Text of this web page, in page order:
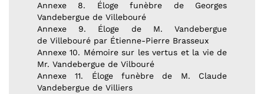
Annexe 8. Éloge funèbre de Georges
Vandebergue de Villebouré
Annexe 9. Éloge de M. Vandebergue
de Villebouré par Étienne-Pierre Brasseux
Annexe 10. Mémoire sur les vertus et la vie de
Mr. Vandebergue de Vilbouré
Annexe 11. Éloge funèbre de M. Claude
Vandebergue de Villiers